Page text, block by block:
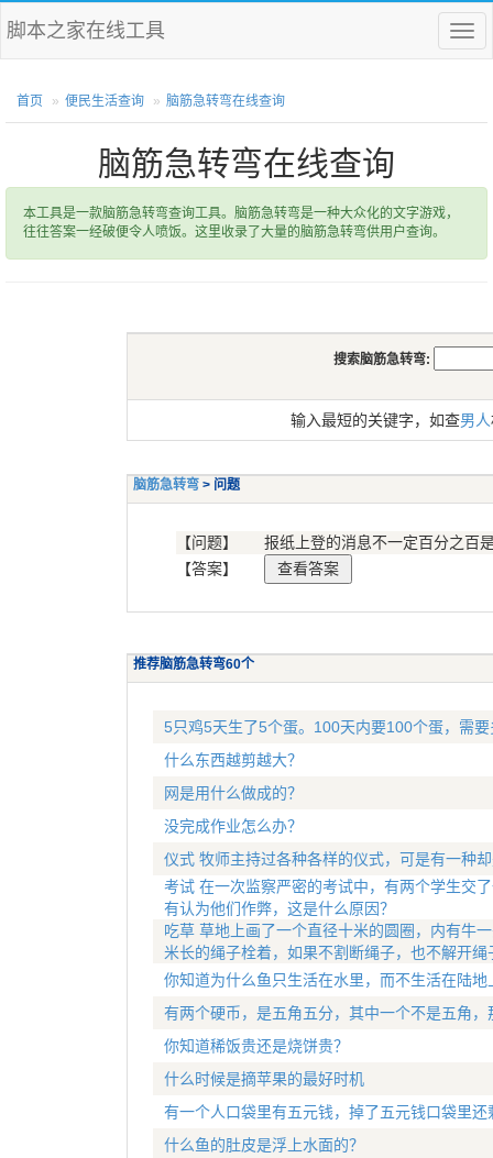
菜
单
脚本之家在线工具
首页 便民生活查询 脑筋急转弯在线查询
脑筋急转弯在线查询
本工具是一款脑筋急转弯查询工具。脑筋急转弯是一种大众化的文字游戏，
往往答案一经破便令人喷饭。这里收录了大量的脑筋急转弯供用户查询。
搜索脑筋急转弯:
输入最短的关键字，如查男人
脑筋急转弯 > 问题
【问题】
报纸上登的消息不一定百分之百
【答案】
推荐脑筋急转弯60个
5只鸡5天生了5个蛋。100天内要100个蛋，需
什么东西越剪越大？
网是用什么做成的？
没完成作业怎么办？
仪式 牧师主持过各种各样的仪式，可是有一种
考试 在一次监察严密的考试中，有两个学生交
有认为他们作弊，这是什么原因？
吃草 草地上画了一个直径十米的圆圈，内有牛
米长的绳子栓着，如果不割断绳子，也不解开
你知道为什么鱼只生活在水里，而不生活在陆地
有两个硬币，是五角五分，其中一个不是五角，
你知道稀饭贵还是烧饼贵？
什么时候是摘苹果的最好时机
有一个人口袋里有五元钱，掉了五元钱口袋里还
什么鱼的肚皮是浮上水面的？